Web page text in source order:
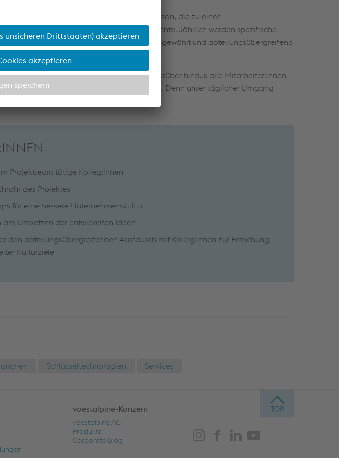
alle willkommen – wir freuen uns auf jede Person, die zu einer
agilen Unternehmenskultur betragen möchte. Jährlich werden spezifische
im Team und mit der Geschäftsleitung ausgewählt und abteilungsübergreifend
und ein besseres Arbeitsklima sind darüber hinaus alle Mitarbeiter:innen
Handeln eigenverantwortlich zu hinterfragen. Denn unser täglicher Umgang
Projektteam tätige Kolleg:innen
des Projektes
für eine bessere Unternehmenskultur
Umsetzen der entwickelten Ideen
den abteilungsübergreifenden Austausch mit Kolleg:innen zur Erreichung
Kulturziele
Schlüsseltechnologien Services
voestalpine-Konzern
voestalpine AG
Produkte
Corporate Blog